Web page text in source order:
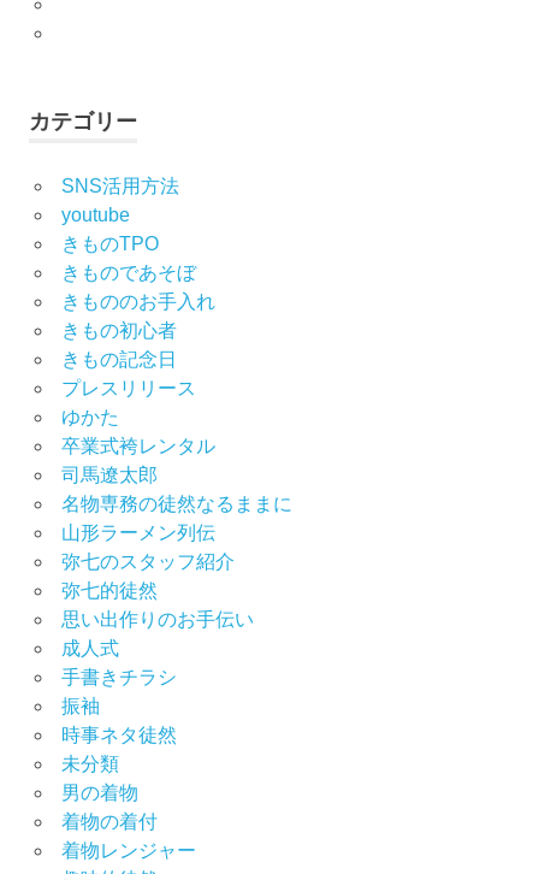
振
袖
み
袖
の
写
真
撮
影
振
袖
レ
ル
展
撮
影
会
振
袖
選
び
カテゴリー
SNS活用方法
youtube
きものTPO
きものであそぼ
きもののお手入れ
きもの初心者
きもの記念日
プレスリリース
ゆかた
卒業式袴レンタル
司馬遼太郎
名物専務の徒然なるままに
山形ラーメン列伝
弥七のスタッフ紹介
弥七的徒然
思い出作りのお手伝い
成人式
手書きチラシ
振袖
時事ネタ徒然
未分類
男の着物
着物の着付
着物レンジャー